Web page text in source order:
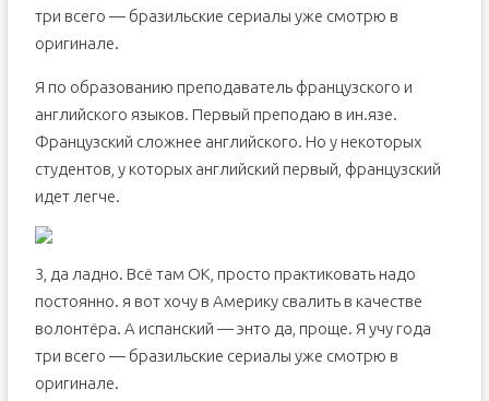
три всего — бразильские сериалы уже смотрю в
оригинале.
Я по образованию преподаватель французского и
английского языков. Первый преподаю в ин.язе.
Французский сложнее английского. Но у некоторых
студентов, у которых английский первый, французский
идет легче.
3, да ладно. Всё там ОК, просто практиковать надо
постоянно. я вот хочу в Америку свалить в качестве
волонтёра. А испанский — энто да, проще. Я учу года
три всего — бразильские сериалы уже смотрю в
оригинале.